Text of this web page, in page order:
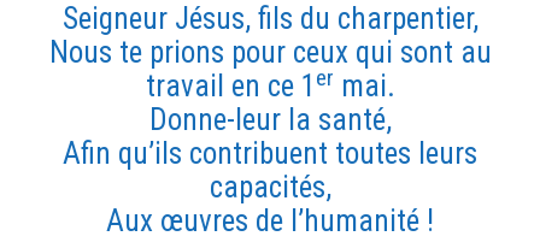
Seigneur Jésus, fils du charpentier,
Nous te prions pour ceux qui sont au
travail en ce 1 er mai.
Donne-leur la santé,
Afin qu’ils contribuent toutes leurs
capacités,
Aux œuvres de l’humanité !